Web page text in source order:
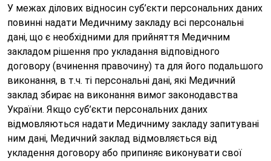
У межах ділових відносин суб’єкти персональних даних
повинні надати Медичниму закладу всі персональні
дані, що є необхідними для прийняття Медичним
закладом рішення про укладання відповідного
договору (вчинення правочину) та для його подальшого
виконання, в т.ч. ті персональні дані, які Медичний
заклад збирає на виконання вимог законодавства
України. Якщо суб’єкти персональних даних
відмовляються надати Медичниму закладу запитувані
ним дані, Медичний заклад відмовляється від
укладення договору або припиняє виконувати свої